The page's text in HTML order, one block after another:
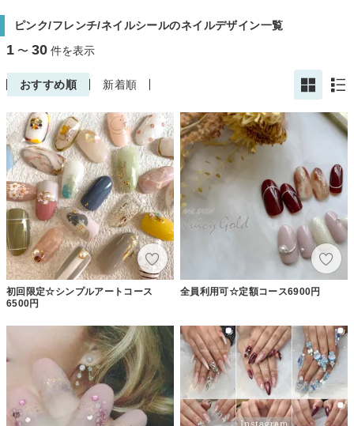
ピンク/フレンチ/ネイルシールのネイルデザイン一覧
1 〜 30 件を表示
おすすめ順 新着順
初回限定☆シンプルアートコース
6500円
全員利用可☆定額コース6900円